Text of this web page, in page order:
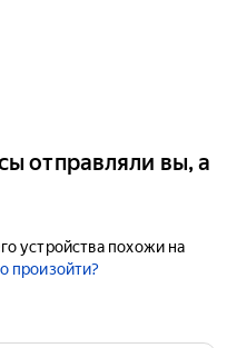
отправляли вы, а
устройства похожи на
произойти?